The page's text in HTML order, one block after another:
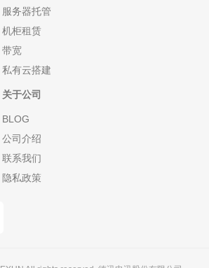
服务器托管
机柜租赁
带宽
私有云搭建
关于公司
BLOG
公司介绍
联系我们
隐私政策